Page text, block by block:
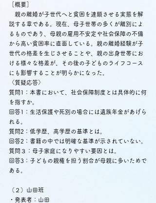
［概要］
親の離婚が子世代へと貧困を連鎖させる実態を解
説する章である。現在、母子世帯の多くが離別によ
るものであり、母親の雇用不安定や社会保障の不備
から高い貧困率に直面している。親の離婚経験が子
世代の格差を生じさせることや、親の出身世帯にお
ける様々な格差が、その後の子どものライフコース
にも影響することが明らかになった。
〈質疑応答〉
質問1：本書において、社会保障制度とは具体的に何
を指すか。
回答1：生活保護や死別の場合には遺族年金があげら
れる。
質問2：低学歴、高学歴の基準とは。
回答2：書籍の中では明確な基準が示されていない。
質問３：母子家庭になりやすい要因とは。
回答3：子どもの親権を担う割合が母親に多いためで
ある。
（２）山田班
・発表者：山田